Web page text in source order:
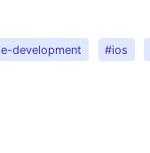
development #ios